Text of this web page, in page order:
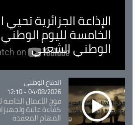
الإذاعة الجزائرية تحيي
الخامسة لليوم
الوطني الشعبي
Catégorie
الدفاع الوطني
04/08/2026 - 12:10
فوج الأعمال الخاصة
كفاءة عالية
المهام المعقدة